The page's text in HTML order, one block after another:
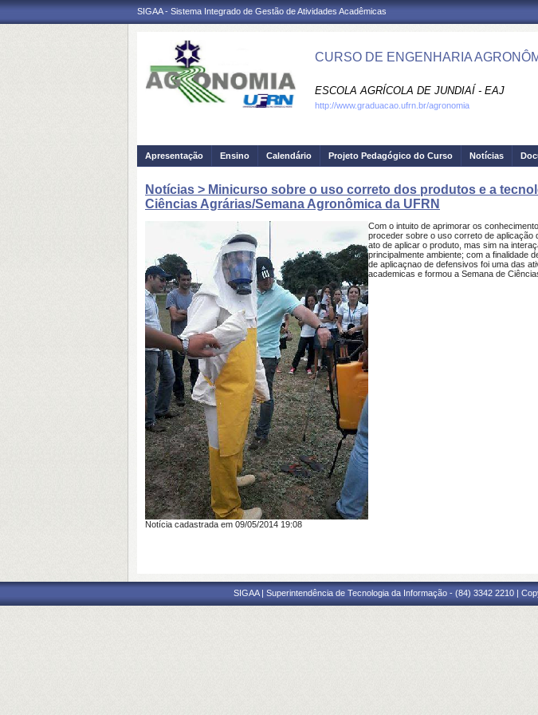
SIGAA - Sistema Integrado de Gestão de Atividades Acadêmicas
CURSO DE ENGENHARIA
ESCOLA AGRÍCOLA DE JUNDIAÍ - EAJ
http://www.graduacao.ufrn.br/agronomia
Apresentação Ensino Calendário Projeto Pedagógico do Curso Notícias
Notícias > Minicurso sobre o uso correto dos produtos e a
Ciências Agrárias/Semana Agronômica da UFRN
Com o intuito de aprimorar os
proceder sobre o uso correto de aplicação
ato de aplicar o produto, mas sim na
principalmente ambiente; com a finalidade
de aplicaçnao de defensivos foi uma das
academicas e formou a Semana de
Notícia cadastrada em 09/05/2014 19:08
SIGAA | Superintendência de Tecnologia da Informação - (84) 3342 2210 |